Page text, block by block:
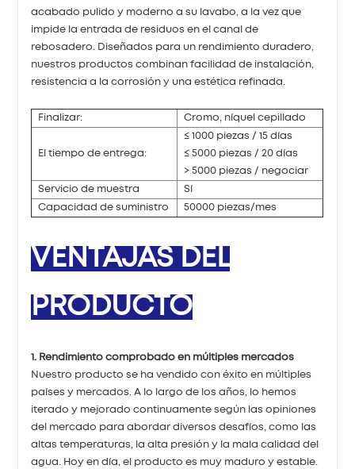
acabado pulido y moderno a su lavabo, a la vez que
impide la entrada de residuos en el canal de
rebosadero. Diseñados para un rendimiento duradero,
nuestros productos combinan facilidad de instalación,
resistencia a la corrosión y una estética refinada.
Finalizar: Cromo, níquel cepillado
El tiempo de entrega:
≤ 1000 piezas / 15 días
≤ 5000 piezas / 20 días
> 5000 piezas / negociar
Servicio de muestra Sí
Capacidad de suministro 50000 piezas/mes
VENTAJAS DEL
PRODUCTO
1. Rendimiento comprobado en múltiples mercados
Nuestro producto se ha vendido con éxito en múltiples
países y mercados. A lo largo de los años, lo hemos
iterado y mejorado continuamente según las opiniones
del mercado para abordar diversos desafíos, como las
altas temperaturas, la alta presión y la mala calidad del
agua. Hoy en día, el producto es muy maduro y estable.